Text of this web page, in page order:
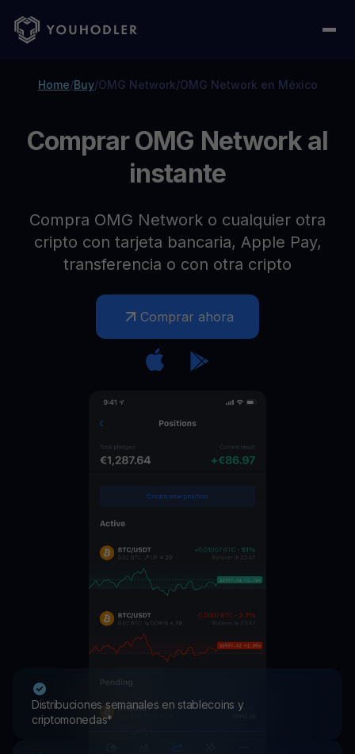
Home/Buy/OMG Network/OMG Network en México
Comprar OMG Network al
instante
Compra OMG Network o cualquier otra
cripto con tarjeta bancaria, Apple Pay,
transferencia o con otra cripto
Comprar ahora
Distribuciones semanales en stablecoins y
criptomonedas*